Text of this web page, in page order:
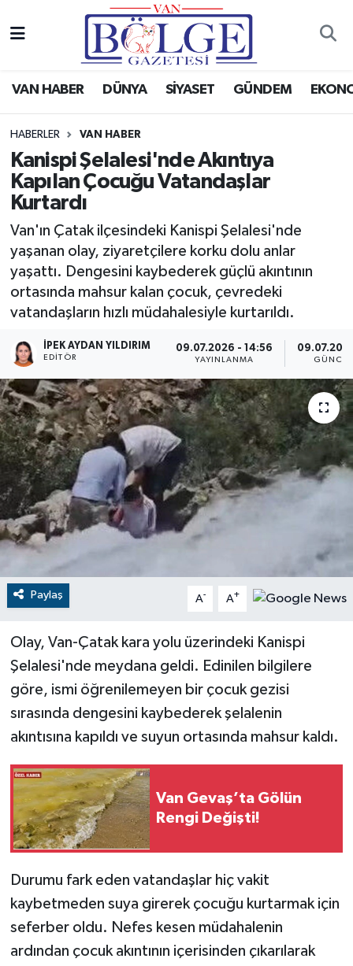
VAN HABER DÜNYA SİYASET GÜNDEM
HABERLER VAN HABER
Kanispi Şelalesi'nde Akıntıya
Kapılan Çocuğu Vatandaşlar
Kurtardı
Van'ın Çatak ilçesindeki Kanispi Şelalesi'nde
yaşanan olay, ziyaretçilere korku dolu anlar
yaşattı. Dengesini kaybederek güçlü akıntının
ortasında mahsur kalan çocuk, çevredeki
vatandaşların hızlı müdahalesiyle kurtarıldı.
İPEK AYDAN YILDIRIM
EDİTÖR
09.07.2026 - 14:56
YAYINLANMA
Paylaş A- A+
Olay, Van-Çatak kara yolu üzerindeki Kanispi
Şelalesi'nde meydana geldi. Edinilen bilgilere
göre, ismi öğrenilemeyen bir çocuk gezisi
sırasında dengesini kaybederek şelalenin
akıntısına kapıldı ve suyun ortasında mahsur kaldı.
Van Gevaş’ta Gölün
Rengi Değişti!
Durumu fark eden vatandaşlar hiç vakit
kaybetmeden suya girerek çocuğu kurtarmak için
seferber oldu. Nefes kesen müdahalenin
ardından çocuk akıntının içerisinden çıkarılarak
Van Haber
Gündem
Spor
Eğitim
Sağlık
Dünya
RESMİ İLANLAR
Hava Durumu
Puan Durumu ve Fikstür
Tüm Manşetler
Haber Arşivi